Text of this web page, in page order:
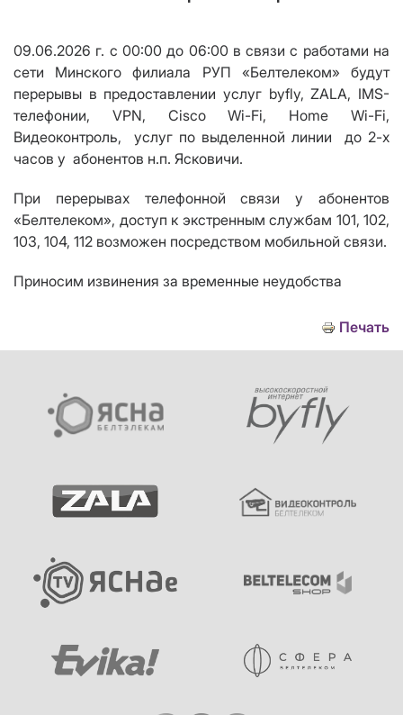
09.06.2026 г. с 00:00 до 06:00 в связи с работами на
сети Минского филиала РУП «Белтелеком» будут
перерывы в предоставлении услуг byfly, ZALA, IMS-
телефонии, VPN, Cisco Wi-Fi, Home Wi-Fi,
Видеоконтроль, услуг по выделенной линии до 2-х
часов у абонентов н.п. Ясковичи.
При перерывах телефонной связи у абонентов
«Белтелеком», доступ к экстренным службам 101, 102,
103, 104, 112 возможен посредством мобильной связи.
Приносим извинения за временные неудобства
Печать